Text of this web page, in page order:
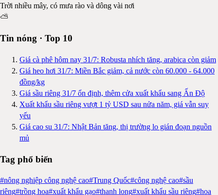
Trời nhiều mây, có mưa rào và dông vài nơi
⛅
Tin nóng · Top 10
Giá cà phê hôm nay 31/7: Robusta nhích tăng, arabica còn giảm
Giá heo hơi 31/7: Miền Bắc giảm, cả nước còn 60.000 - 64.000
đồng/kg
Giá sầu riêng 31/7 ổn định, thêm cửa xuất khẩu sang Ấn Độ
Xuất khẩu sầu riêng vượt 1 tỷ USD sau nửa năm, giá vẫn suy
yếu
Giá cao su 31/7: Nhật Bản tăng, thị trường lo gián đoạn nguồn
mủ
Tag phổ biến
#nông nghiệp công nghệ cao#Trung Quốc#công nghệ cao#sầu
riêng#trồng hoa#xuất khẩu gạo#thanh long#xuất khẩu sầu riêng#hoa